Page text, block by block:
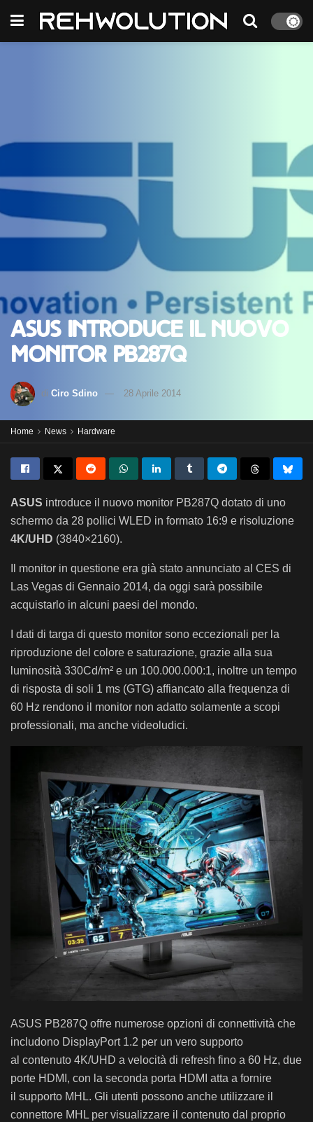
ASUS introduce il nuovo
monitor PB287Q
di Ciro Sdino 28 Aprile 2014
Home News Hardware
ASUS introduce il nuovo monitor PB287Q dotato di uno
schermo da 28 pollici WLED in formato 16:9 e risoluzione
4K/UHD (3840×2160).
Il monitor in questione era già stato annunciato al CES di
Las Vegas di Gennaio 2014, da oggi sarà possibile
acquistarlo in alcuni paesi del mondo.
I dati di targa di questo monitor sono eccezionali per la
riproduzione del colore e saturazione, grazie alla sua
luminosità 330Cd/m² e un 100.000.000:1, inoltre un tempo
di risposta di soli 1 ms (GTG) affiancato alla frequenza di
60 Hz rendono il monitor non adatto solamente a scopi
professionali, ma anche videoludici.
ASUS PB287Q offre numerose opzioni di connettività che
includono DisplayPort 1.2 per un vero supporto
al contenuto 4K/UHD a velocità di refresh fino a 60 Hz, due
porte HDMI, con la seconda porta HDMI atta a fornire
il supporto MHL. Gli utenti possono anche utilizzare il
connettore MHL per visualizzare il contenuto dal proprio